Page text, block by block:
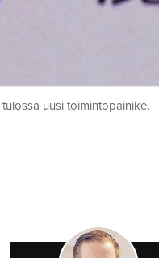
uusi toimintopainike.